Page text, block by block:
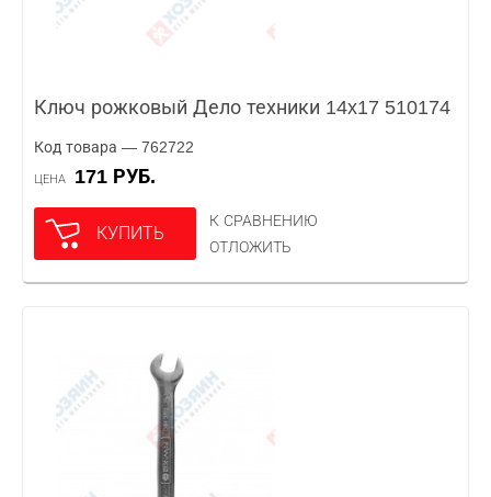
Ключ рожковый Дело техники 14x17 510174
Код товара — 762722
ЦЕНА 171 РУБ.
КУПИТЬ
К СРАВНЕНИЮ
ОТЛОЖИТЬ